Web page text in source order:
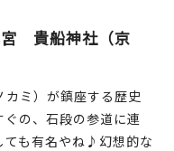
宮 貴船神社（京
ミ）が鎮座する歴史
の、石段の参道に連
ても有名やね♪幻想的な